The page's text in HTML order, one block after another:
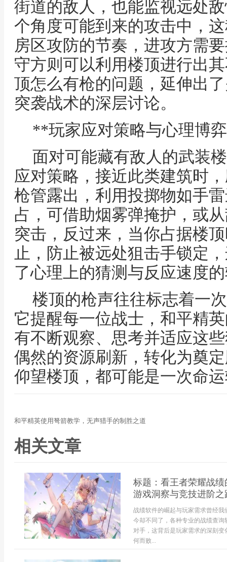
街道的敌人，也能监视远处
个角度可能到来的攻击中，
房区攻防的节奏，进攻方需
守方则可以利用楼顶进行出
顶怎么有枪的问题，延伸出
突袭战术的深层讨论。
**玩家应对策略与心理博
面对可能藏有敌人的武装
应对策略，接近此类建筑时
枪管露出，利用投掷物如手
占，可借助烟雾弹掩护，或
突击，反过来，当你占据楼
止，防止被远处狙击手锁定
了心理上的猜测与反应速度
楼顶的枪声往往标志着一
它提醒每一位战士，和平精
有不断观察、思考并适应这
偶然的资源刷新，转化为奠
仰望楼顶，都可能是一次命
和平精英使用弩箭教学，无声猎手的制胜之道
相关文章
标题：看王者荣耀战
游戏洞察与竞技进阶之
战绩软件的崛起与玩家需求曾经
今却不同了，各种专业的战绩查
对手，这背后是玩家需求的深刻
何而败...